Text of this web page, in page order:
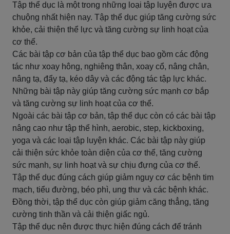
Tập thể dục là một trong những loại tập luyện được ưa
chuộng nhất hiện nay. Tập thể dục giúp tăng cường sức
khỏe, cải thiện thể lực và tăng cường sự linh hoạt của
cơ thể.
Các bài tập cơ bản của tập thể dục bao gồm các động
tác như xoay hông, nghiêng thân, xoay cổ, nâng chân,
nâng tạ, đẩy tạ, kéo dây và các động tác tập lực khác.
Những bài tập này giúp tăng cường sức mạnh cơ bắp
và tăng cường sự linh hoạt của cơ thể.
Ngoài các bài tập cơ bản, tập thể dục còn có các bài tập
nâng cao như tập thể hình, aerobic, step, kickboxing,
yoga và các loại tập luyện khác. Các bài tập này giúp
cải thiện sức khỏe toàn diện của cơ thể, tăng cường
sức mạnh, sự linh hoạt và sự chịu đựng của cơ thể.
Tập thể dục đúng cách giúp giảm nguy cơ các bệnh tim
mạch, tiểu đường, béo phì, ung thư và các bệnh khác.
Đồng thời, tập thể dục còn giúp giảm căng thẳng, tăng
cường tinh thần và cải thiện giấc ngủ.
Tập thể dục nên được thực hiện đúng cách để tránh